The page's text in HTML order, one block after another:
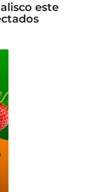
este